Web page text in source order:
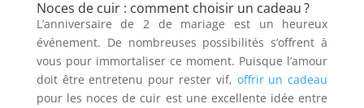
Noces de cuir : comment choisir un cadeau ?
L’anniversaire de 2 de mariage est un heureux
événement. De nombreuses possibilités s’offrent à
vous pour immortaliser ce moment. Puisque l’amour
doit être entretenu pour rester vif, offrir un cadeau
pour les noces de cuir est une excellente idée entre